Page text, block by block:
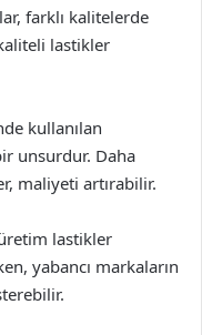
farklı kalitelerde
lastikler
kullanılan
unsurdur. Daha
maliyeti artırabilir.
lastikler
yabancı markaların